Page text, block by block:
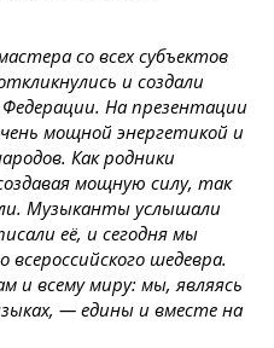
со всех субъектов
и создали
На презентации
мощной энергетикой и
Как родники
мощную силу, так
Музыканты услышали
её, и сегодня мы
всероссийского шедевра.
и всему миру: мы, являясь
— едины и вместе на